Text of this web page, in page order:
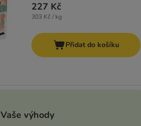
227 Kč
303 Kč / kg
Přidat do košíku
Vaše výhody